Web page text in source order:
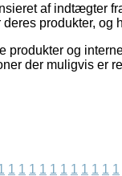
af indtægter
produkter,
produkter og
der muligvis er
1 1 1 1 1 1 1 1 1 1 1